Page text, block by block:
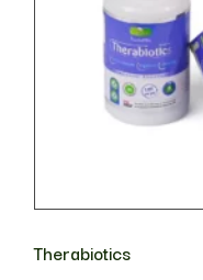
Therabiotics